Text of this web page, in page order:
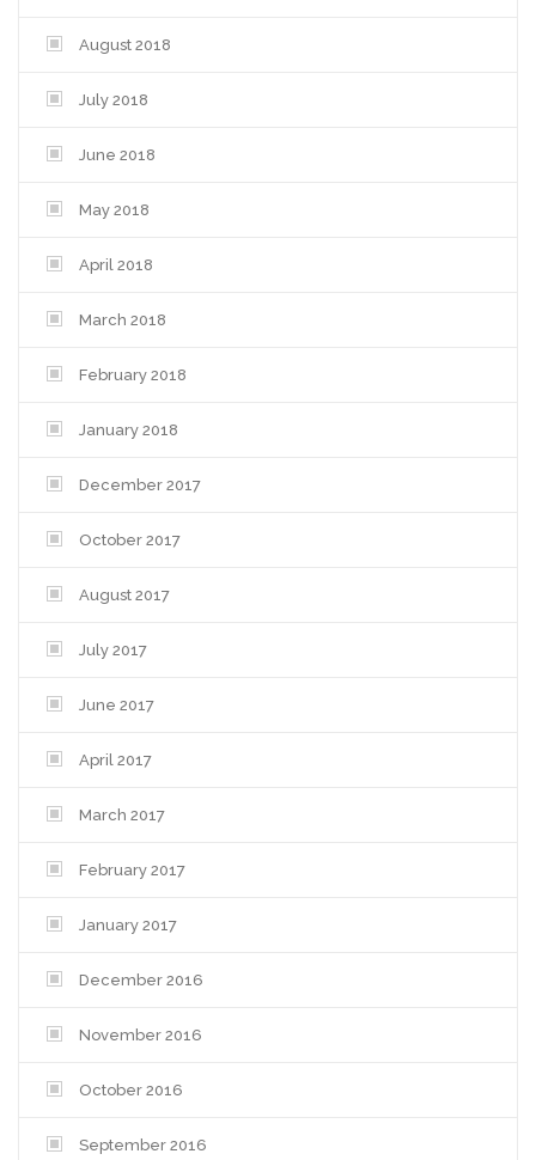
August 2018
July 2018
June 2018
May 2018
April 2018
March 2018
February 2018
January 2018
December 2017
October 2017
August 2017
July 2017
June 2017
April 2017
March 2017
February 2017
January 2017
December 2016
November 2016
October 2016
September 2016